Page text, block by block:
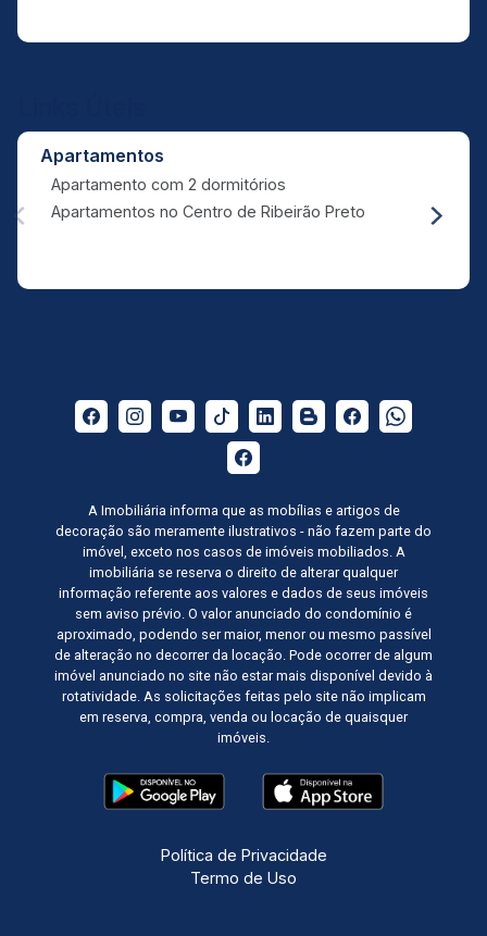
Apartamentos
Apartamento com 2 dormitórios
Apartamentos no Centro de Ribeirão Preto
A Imobiliária informa que as mobílias e artigos de
decoração são meramente ilustrativos - não fazem parte do
imóvel, exceto nos casos de imóveis mobiliados. A
imobiliária se reserva o direito de alterar qualquer
informação referente aos valores e dados de seus imóveis
sem aviso prévio. O valor anunciado do condomínio é
aproximado, podendo ser maior, menor ou mesmo passível
de alteração no decorrer da locação. Pode ocorrer de algum
imóvel anunciado no site não estar mais disponível devido à
rotatividade. As solicitações feitas pelo site não implicam
em reserva, compra, venda ou locação de quaisquer
imóveis.
Política de Privacidade
Termo de Uso